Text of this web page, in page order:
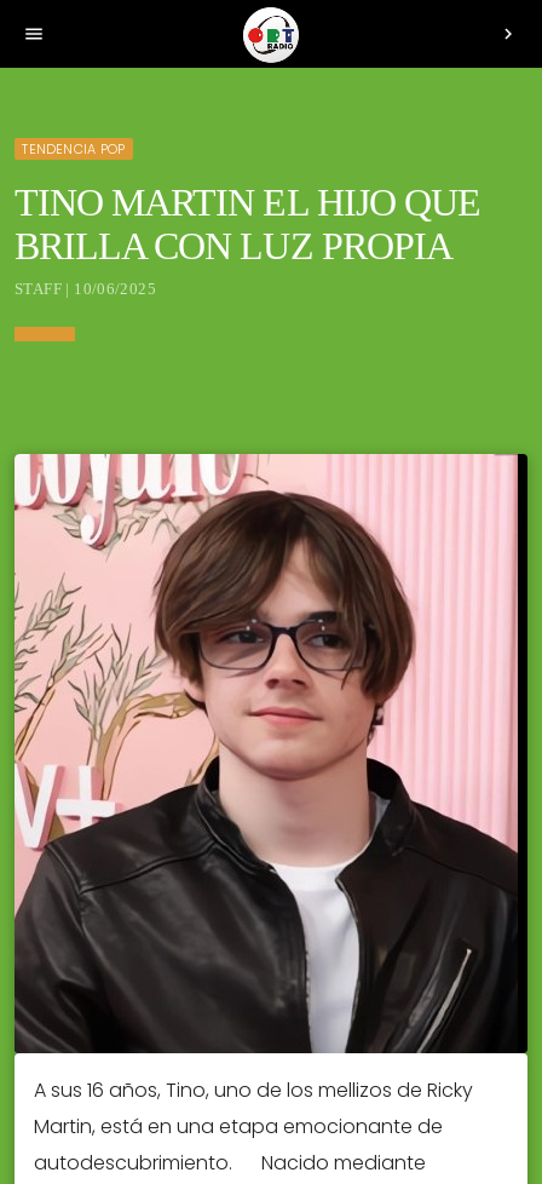
menu chevron_right
TENDENCIA POP
TINO MARTIN EL HIJO QUE
BRILLA CON LUZ PROPIA
STAFF | 10/06/2025
A sus 16 años, Tino, uno de los mellizos de Ricky
Martin, está en una etapa emocionante de
autodescubrimiento.
Nacido mediante